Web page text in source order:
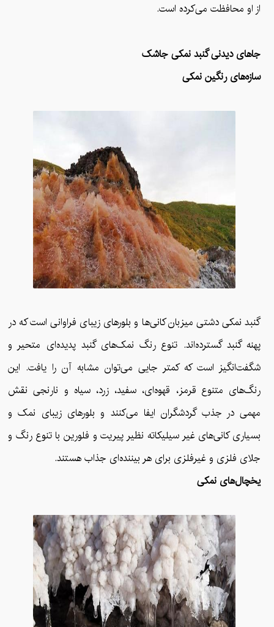
از او محافظت می‌کرده است.
جاهای دیدنی گنبد نمکی جاشک
سازه‌های رنگین نمکی
گنبد نمکی دشتی میزبان کانی‌ها و بلورهای زیبای فراوانی است که در
پهنه گنبد گسترده‌اند. تنوع رنگ نمک‌های گنبد پدیده‌ای متحیر و
شگفت‌انگیز است که کمتر جایی می‌توان مشابه آن را یافت. این
رنگ‌های متنوع قرمز، قهوه‌ای، سفید، زرد، سیاه و نارنجی نقش
مهمی در جذب گردشگران ایفا می‌کنند و بلورهای زیبای نمک و
بسیاری کانی‌های غیر سیلیکاته نظیر پیریت و فلورین با تنوع رنگ و
جلای فلزی و غیرفلزی برای هر بیننده‌ای جذاب هستند.
یخچال‌های نمکی